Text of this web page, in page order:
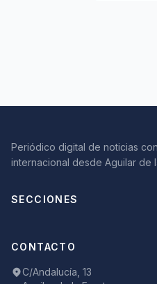
Periódico digital de noticias
internacional desde Aguilar de
SECCIONES
CONTACTO
C/Andalucía, 13